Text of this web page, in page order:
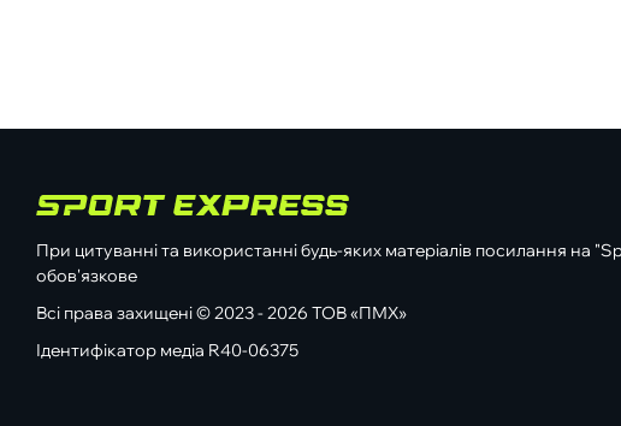
При цитуванні та використанні будь-яких матеріалів посилання на
обов'язкове
Всі права захищені © 2023 - 2026 ТОВ «ПМХ»
Ідентифікатор медіа R40-06375